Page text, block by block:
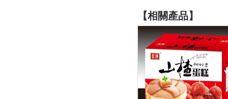
【相關產品】